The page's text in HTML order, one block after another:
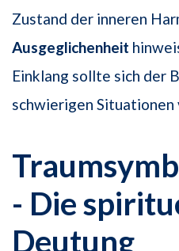
Zustand der inneren
Ausgeglichenheit
Einklang sollte sich der
schwierigen Situationen
- Die
Deutung